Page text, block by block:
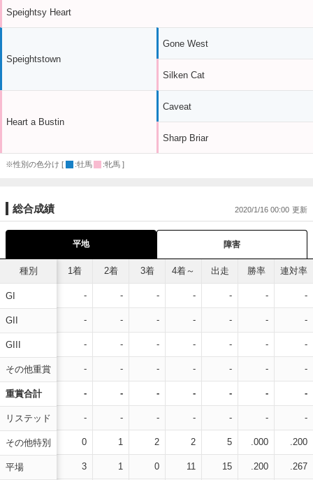
Speightsy Heart
Speightstown
Heart a Bustin
Gone West
Silken Cat
Caveat
Sharp Briar
※性別の色分け [ :牡馬 :牝馬 ]
総合成績 2020/1/16 00:00
平地 障害
種別
GI
GII
GIII
その他重賞
重賞合計
リステッド
その他特別
平場
1着 2着 3着 4着～ 出走 勝率 連対率
- - - - - - -
- - - - - - -
- - - - - - -
- - - - - - -
- - - - - - -
- - - - - - -
0 1 2 2 5 .000 .200
3 1 0 11 15 .200 .267